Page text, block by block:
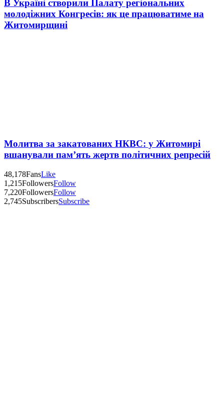
В Україні створили Палату регіональних
молодіжних Конгресів: як це працюватиме на
Житомирщині
Молитва за закатованих НКВС: у Житомирі
вшанували пам’ять жертв політичних репресій
48,178FansLike
1,215FollowersFollow
7,220FollowersFollow
2,745SubscribersSubscribe